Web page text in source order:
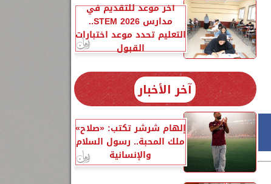
آخر موعد للتقديم في
مدارس STEM 2026..
التعليم تحدد موعد اختبارات
القبول
آخر الأخبار
إلهام شرشر تكتب: «صلاح»
ملك المحبة.. رسول السلام
والإنسانية